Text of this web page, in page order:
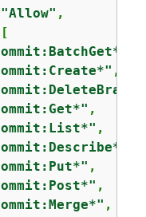
"Allow" ,
,
,
,
,
,
,